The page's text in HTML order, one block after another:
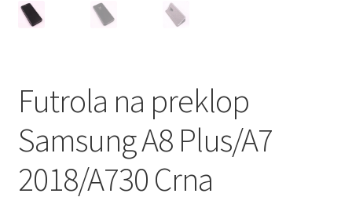
Futrola na preklop
Samsung A8 Plus/A7
2018/A730 Crna